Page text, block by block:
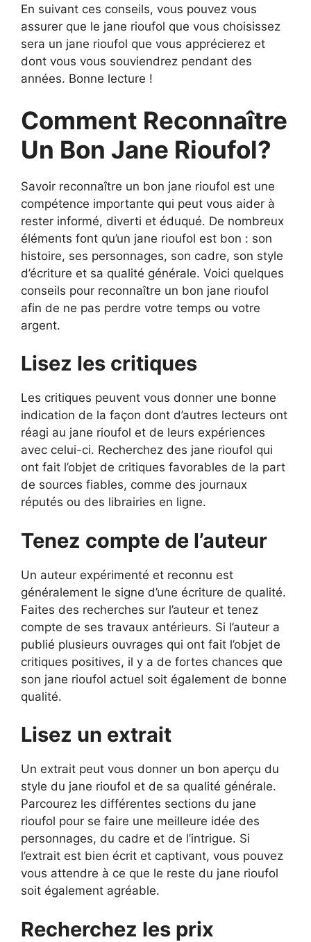
En suivant ces conseils, vous pouvez vous
assurer que le jane rioufol que vous choisissez
sera un jane rioufol que vous apprécierez et
dont vous vous souviendrez pendant des
années. Bonne lecture !
Comment Reconnaître
Un Bon Jane Rioufol?
Savoir reconnaître un bon jane rioufol est une
compétence importante qui peut vous aider à
rester informé, diverti et éduqué. De nombreux
éléments font qu’un jane rioufol est bon : son
histoire, ses personnages, son cadre, son style
d’écriture et sa qualité générale. Voici quelques
conseils pour reconnaître un bon jane rioufol
afin de ne pas perdre votre temps ou votre
argent.
Lisez les critiques
Les critiques peuvent vous donner une bonne
indication de la façon dont d’autres lecteurs ont
réagi au jane rioufol et de leurs expériences
avec celui-ci. Recherchez des jane rioufol qui
ont fait l’objet de critiques favorables de la part
de sources fiables, comme des journaux
réputés ou des librairies en ligne.
Tenez compte de l’auteur
Un auteur expérimenté et reconnu est
généralement le signe d’une écriture de qualité.
Faites des recherches sur l’auteur et tenez
compte de ses travaux antérieurs. Si l’auteur a
publié plusieurs ouvrages qui ont fait l’objet de
critiques positives, il y a de fortes chances que
son jane rioufol actuel soit également de bonne
qualité.
Lisez un extrait
Un extrait peut vous donner un bon aperçu du
style du jane rioufol et de sa qualité générale.
Parcourez les différentes sections du jane
rioufol pour se faire une meilleure idée des
personnages, du cadre et de l’intrigue. Si
l’extrait est bien écrit et captivant, vous pouvez
vous attendre à ce que le reste du jane rioufol
soit également agréable.
Recherchez les prix